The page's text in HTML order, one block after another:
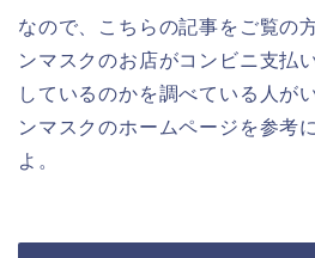
なので、こちらの記事をご覧の
ンマスクのお店がコンビニ支払
しているのかを調べている人が
ンマスクのホームページを参考
よ。